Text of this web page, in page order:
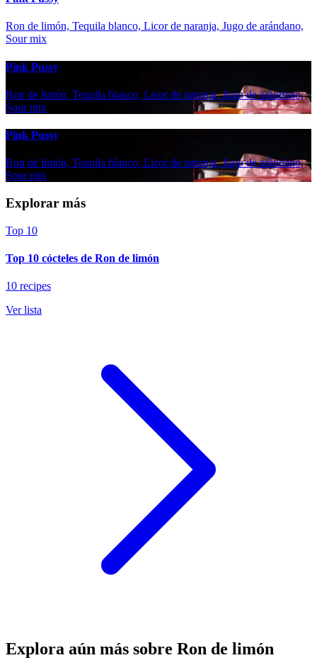
Ron de limón, Tequila blanco, Licor de naranja, Jugo de arándano,
Sour mix
Pink Pussy
Ron de limón, Tequila blanco, Licor de naranja, Jugo de arándano,
Sour mix
Pink Pussy
Ron de limón, Tequila blanco, Licor de naranja, Jugo de arándano,
Sour mix
Explorar más
Top 10
Top 10 cócteles de Ron de limón
10 recipes
Ver lista
Explora aún más sobre Ron de limón